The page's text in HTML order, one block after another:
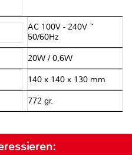
AC 100V - 240V ~
50/60Hz
20W / 0,6W
140 x 140 x 130 mm
772 gr.